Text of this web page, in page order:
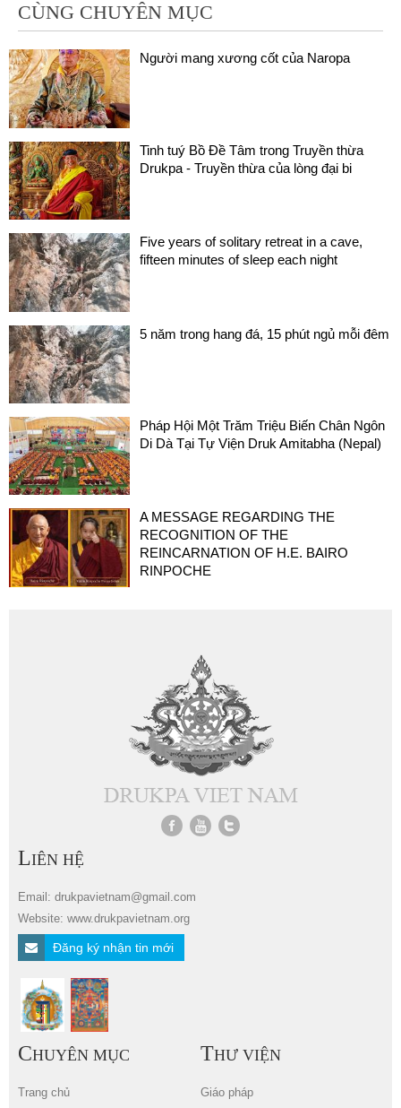
CÙNG CHUYÊN MỤC
Người mang xương cốt của Naropa
Tinh tuý Bồ Đề Tâm trong Truyền thừa
Drukpa - Truyền thừa của lòng đại bi
Five years of solitary retreat in a cave,
fifteen minutes of sleep each night
5 năm trong hang đá, 15 phút ngủ mỗi đêm
Pháp Hội Một Trăm Triệu Biến Chân Ngôn
Di Dà Tại Tự Viện Druk Amitabha (Nepal)
A MESSAGE REGARDING THE
RECOGNITION OF THE
REINCARNATION OF H.E. BAIRO
RINPOCHE
LIÊN HỆ
Email: drukpavietnam@gmail.com
Website: www.drukpavietnam.org
Đăng ký nhận tin mới
CHUYÊN MỤC
Trang chủ
THƯ VIỆN
Giáo pháp